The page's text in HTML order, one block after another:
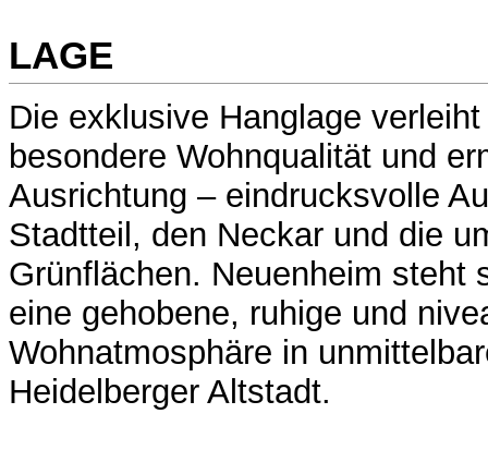
LAGE
Die exklusive Hanglage
besondere Wohnqualität und
Ausrichtung – eindrucksvolle
Stadtteil, den Neckar und die
Grünflächen. Neuenheim steht
eine gehobene, ruhige und
Wohnatmosphäre in
Heidelberger Altstadt.